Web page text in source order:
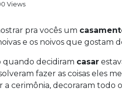
Views
pra vocês um
e os noivos que gostam
quando decidiram casar
fazer as coisas eles
a cerimônia, decoraram todo